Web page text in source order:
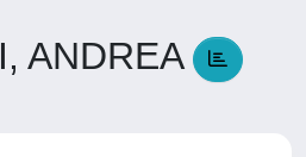
ANDREA